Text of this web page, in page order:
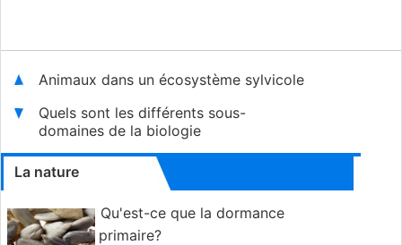
Animaux dans un écosystème sylvicole
Quels sont les différents sous-
domaines de la biologie
La nature
Qu'est-ce que la dormance
primaire?